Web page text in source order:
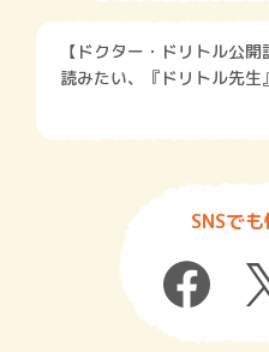
【ドクター・ドリトル公
読みたい、『ドリトル先生
SNSで